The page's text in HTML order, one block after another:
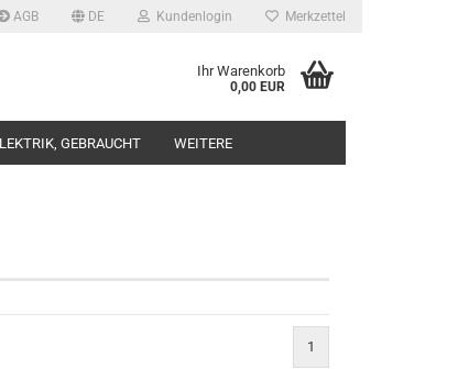
AGB DE Kundenlogin Merkzettel
Ihr Warenkorb
0,00 EUR
GEBRAUCHT WEITERE
1